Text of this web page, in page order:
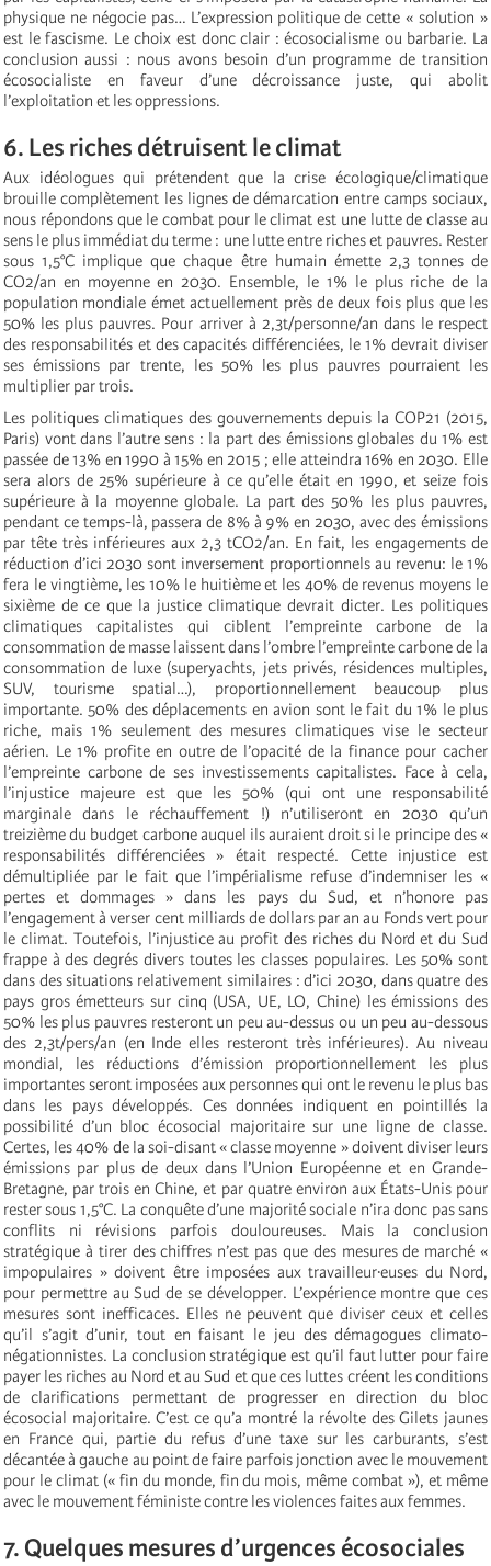
physique ne négocie pas… L’expression politique de cette « solution »
est le fascisme. Le choix est donc clair : écosocialisme ou barbarie. La
conclusion aussi : nous avons besoin d’un programme de transition
écosocialiste en faveur d’une décroissance juste, qui abolit
l’exploitation et les oppressions.
6. Les riches détruisent le climat
Aux idéologues qui prétendent que la crise écologique/climatique
brouille complètement les lignes de démarcation entre camps sociaux,
nous répondons que le combat pour le climat est une lutte de classe au
sens le plus immédiat du terme : une lutte entre riches et pauvres. Rester
sous 1,5°C implique que chaque être humain émette 2,3 tonnes de
CO2/an en moyenne en 2030. Ensemble, le 1% le plus riche de la
population mondiale émet actuellement près de deux fois plus que les
50% les plus pauvres. Pour arriver à 2,3t/personne/an dans le respect
des responsabilités et des capacités différenciées, le 1% devrait diviser
ses émissions par trente, les 50% les plus pauvres pourraient les
multiplier par trois.
Les politiques climatiques des gouvernements depuis la COP21 (2015,
Paris) vont dans l’autre sens : la part des émissions globales du 1% est
passée de 13% en 1990 à 15% en 2015 ; elle atteindra 16% en 2030. Elle
sera alors de 25% supérieure à ce qu’elle était en 1990, et seize fois
supérieure à la moyenne globale. La part des 50% les plus pauvres,
pendant ce temps-là, passera de 8% à 9% en 2030, avec des émissions
par tête très inférieures aux 2,3 tCO2/an. En fait, les engagements de
réduction d’ici 2030 sont inversement proportionnels au revenu: le 1%
fera le vingtième, les 10% le huitième et les 40% de revenus moyens le
sixième de ce que la justice climatique devrait dicter. Les politiques
climatiques capitalistes qui ciblent l’empreinte carbone de la
consommation de masse laissent dans l’ombre l’empreinte carbone de la
consommation de luxe (superyachts, jets privés, résidences multiples,
SUV, tourisme spatial…), proportionnellement beaucoup plus
importante. 50% des déplacements en avion sont le fait du 1% le plus
riche, mais 1% seulement des mesures climatiques vise le secteur
aérien. Le 1% profite en outre de l’opacité de la finance pour cacher
l’empreinte carbone de ses investissements capitalistes. Face à cela,
l’injustice majeure est que les 50% (qui ont une responsabilité
marginale dans le réchauffement !) n’utiliseront en 2030 qu’un
treizième du budget carbone auquel ils auraient droit si le principe des «
responsabilités différenciées » était respecté. Cette injustice est
démultipliée par le fait que l’impérialisme refuse d’indemniser les «
pertes et dommages » dans les pays du Sud, et n’honore pas
l’engagement à verser cent milliards de dollars par an au Fonds vert pour
le climat. Toutefois, l’injustice au profit des riches du Nord et du Sud
frappe à des degrés divers toutes les classes populaires. Les 50% sont
dans des situations relativement similaires : d’ici 2030, dans quatre des
pays gros émetteurs sur cinq (USA, UE, LO, Chine) les émissions des
50% les plus pauvres resteront un peu au-dessus ou un peu au-dessous
des 2,3t/pers/an (en Inde elles resteront très inférieures). Au niveau
mondial, les réductions d’émission proportionnellement les plus
importantes seront imposées aux personnes qui ont le revenu le plus bas
dans les pays développés. Ces données indiquent en pointillés la
possibilité d’un bloc écosocial majoritaire sur une ligne de classe.
Certes, les 40% de la soi-disant « classe moyenne » doivent diviser leurs
émissions par plus de deux dans l’Union Européenne et en Grande-
Bretagne, par trois en Chine, et par quatre environ aux États-Unis pour
rester sous 1,5°C. La conquête d’une majorité sociale n’ira donc pas sans
conflits ni révisions parfois douloureuses. Mais la conclusion
stratégique à tirer des chiffres n’est pas que des mesures de marché «
impopulaires » doivent être imposées aux travailleur·euses du Nord,
pour permettre au Sud de se développer. L’expérience montre que ces
mesures sont inefficaces. Elles ne peuvent que diviser ceux et celles
qu’il s’agit d’unir, tout en faisant le jeu des démagogues climato-
négationnistes. La conclusion stratégique est qu’il faut lutter pour faire
payer les riches au Nord et au Sud et que ces luttes créent les conditions
de clarifications permettant de progresser en direction du bloc
écosocial majoritaire. C’est ce qu’a montré la révolte des Gilets jaunes
en France qui, partie du refus d’une taxe sur les carburants, s’est
décantée à gauche au point de faire parfois jonction avec le mouvement
pour le climat (« fin du monde, fin du mois, même combat »), et même
avec le mouvement féministe contre les violences faites aux femmes.
7. Quelques mesures d’urgences écosociales